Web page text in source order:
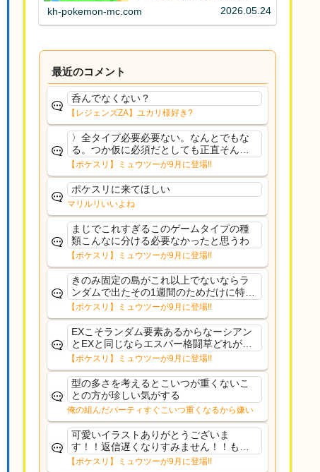
kh-pokemon-mc.com 2026.05.24
最近のコメント
呑んでなくない？
【レジェンズZA】ユカリ様好き?
〉全タイプ必要必要ない。なんとでもな
る。つか仮に必須だとしても正直そんな
もんに付き合う気は無い。運営は時間の
リソースを甘く見すぎなのよ。ポケスリ
やったことないやろうなと思ってる。〉
ラピスEX最短二年後...
【ポケスリ】ミュウツーが9月に登場!!
ポケスリに来てほしい
マリルリいいよね
まじでこれすぎるこのゲームタイプの種
類こんなに分ける必要なかったと思うわ
【ポケスリ】ミュウツーが9月に登場!!
きのみ固定の島がこれ以上でないならラ
ンダムで出たその1週間のためだけに特定
のタイプにリソース割くのなんだかむな
しい気がするわ出番がないってわけじゃ
ないから無駄ではないんだけど
【ポケスリ】ミュウツーが9月に登場!!
EXこそランダム要素あるからなーシアン
とEXと同じならエスパー格闘草どれが事
前に来るか分からんから、積む必要があ
るミュウツーは使いにくくね？って思っ
た
【ポケスリ】ミュウツーが9月に登場!!
型の多さを考えるとこいつが重くないこ
との方が珍しい気がする
俺の組んだパーティすぐこいつ重くなるから嫌い
可愛いイラストありがとうございま
す！！返信遅くなりすみません！！もう
少ししたら通常再開できます！
【ポケスリ】ミュウツーが9月に登場!!